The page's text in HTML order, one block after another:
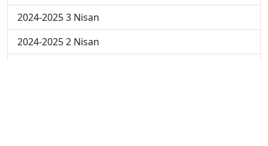
2024-2025 3 Nisan
2024-2025 2 Nisan